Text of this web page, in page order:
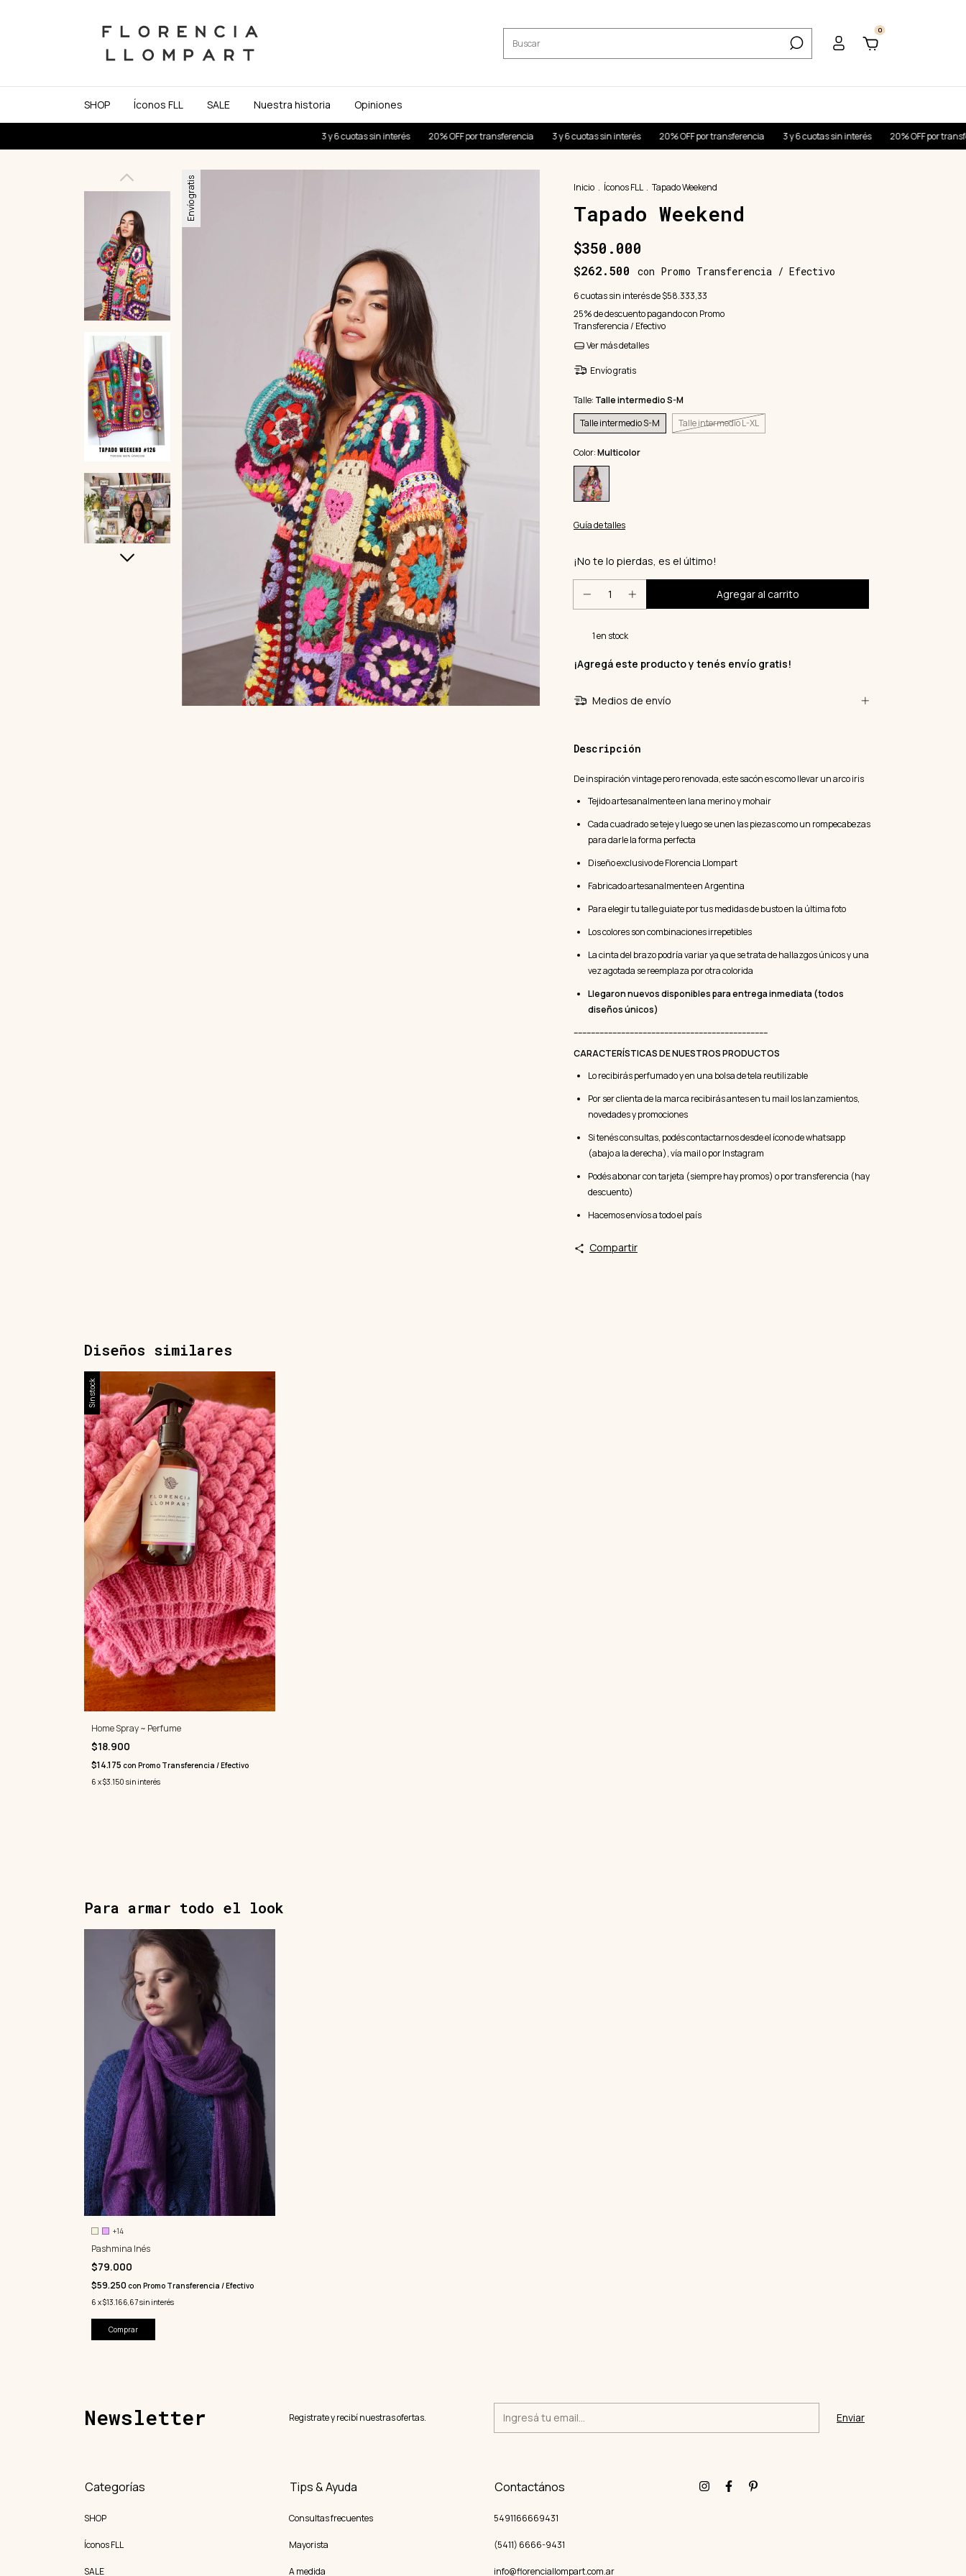
0
SHOP Íconos FLL SALE Nuestra historia Opiniones
3 y 6 cuotas sin interés 20% OFF por transferencia 3 y 6 cuotas sin interés 20% OFF por transferencia 3 y 6 cuotas sin interés 20% OFF por transferencia 3
Envío gratis Inicio . Íconos FLL . Tapado Weekend
Tapado Weekend
$350.000
$262.500 con Promo Transferencia / Efectivo
6cuotas sin interés de$58.333,33
25% de descuentopagando con Promo
Transferencia / Efectivo
Ver más detalles
Envío gratis
Talle: Talle intermedio S-M
Talle intermedio S-M
Talle intermedio L-XL
Color:Multicolor
Guía de talles
¡No te lo pierdas, es el último!
1en stock
¡Agregá este producto y tenés envío gratis!
Medios de envío
Descripción
De inspiración vintage pero renovada, este sacón es como llevar un arco iris
Tejido artesanalmente en lana merino y mohair
Cada cuadrado se teje y luego se unen las piezas como un rompecabezas
para darle la forma perfecta
Diseño exclusivo de Florencia Llompart
Fabricado artesanalmente en Argentina
Para elegir tu talle guiate por tus medidas de busto en la última foto
Los colores son combinaciones irrepetibles
La cinta del brazo podría variar ya que se trata de hallazgos únicos y una
vez agotada se reemplaza por otra colorida
Llegaron nuevos disponibles para entrega inmediata (todos
diseños únicos)
------------------------------------------------------------------------------------------
CARACTERÍSTICAS DE NUESTROS PRODUCTOS
Lo recibirás perfumado y en una bolsa de tela reutilizable
Por ser clienta de la marca recibirás antes en tu mail los lanzamientos,
novedades y promociones
Si tenés consultas, podés contactarnos desde el ícono de whatsapp
(abajo a la derecha), vía mail o por Instagram
Podés abonar con tarjeta (siempre hay promos) o por transferencia (hay
descuento)
Hacemos envíos a todo el país
Compartir
Diseños similares
Sin stock
Home Spray ~ Perfume
$18.900
$14.175 con Promo Transferencia / Efectivo
6 x$3.150 sin interés
Para armar todo el look
+14
Pashmina Inés
$79.000
$59.250 con Promo Transferencia / Efectivo
6 x$13.166,67sin interés
Comprar
Newsletter Registrate y recibí nuestras ofertas.
Categorías
SHOP
Íconos FLL
SALE
Tips & Ayuda
Consultas frecuentes
Mayorista
A medida
Contactános
5491166669431
(5411) 6666-9431
info@florenciallompart.com.ar